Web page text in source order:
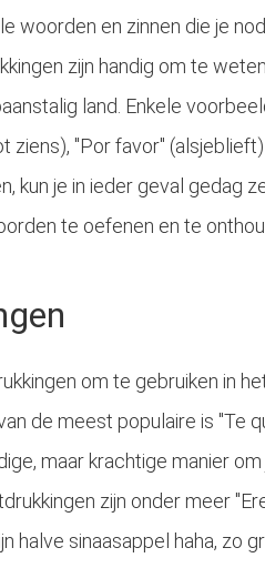
woorden en zinnen die je
zijn handig om te
land. Enkele
ziens), "Por favor"
kun je in ieder geval gedag
te oefenen en te
om te gebruiken in
de meest populaire is "Te
maar krachtige manier
zijn onder meer
halve sinaasappel haha, zo